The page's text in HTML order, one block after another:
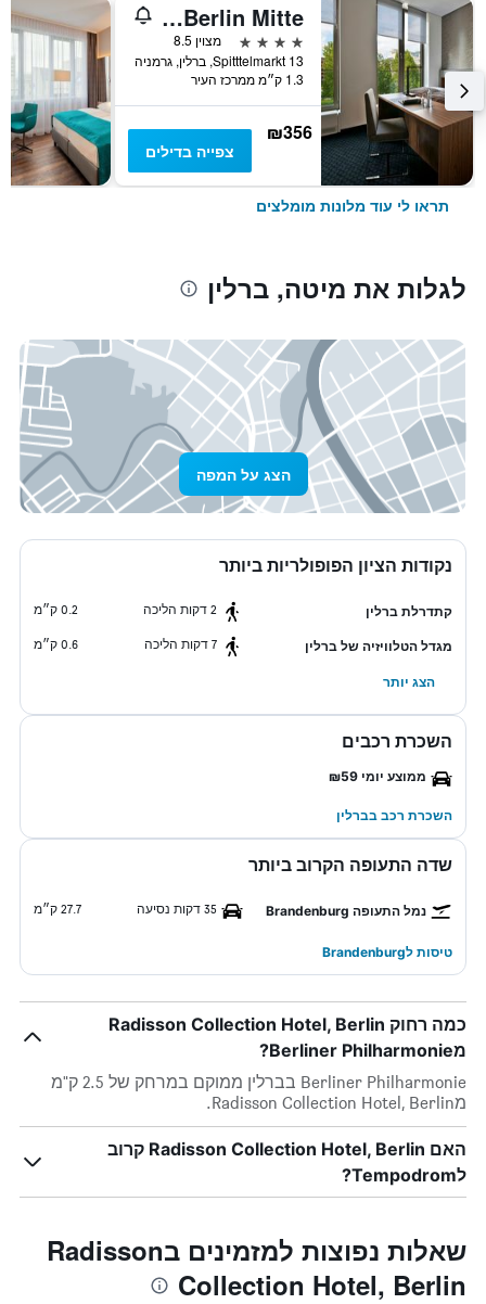
Cosmo Hotel Berlin Mitte
4 כוכבים
מצוין 8.5
Spitttelmarkt 13, ברלין, גרמניה
1.3 ק״מ ממרכז העיר
₪356
צפייה בדילים
תראו לי עוד מלונות מומלצים
לגלות את מיטה, ברלין
הצג על המפה
נקודות הציון הפופולריות ביותר
קתדרלת ברלין 2 דקות הליכה 0.2 ק״מ
מגדל הטלוויזיה של ברלין 7 דקות הליכה 0.6 ק״מ
הצג יותר
השכרת רכבים
ממוצע יומי ₪59
השכרת רכב בברלין
שדה התעופה הקרוב ביותר
נמל התעופה Brandenburg 35 דקות נסיעה 27.7 ק״מ
טיסות לBrandenburg
כמה רחוק Radisson Collection Hotel, Berlin
מBerliner Philharmonie?
Berliner Philharmonie בברלין ממוקם במרחק של 2.5 ק"מ
מRadisson Collection Hotel, Berlin.
האם Radisson Collection Hotel, Berlin קרוב
לTempodrom?
שאלות נפוצות למזמינים בRadisson
Collection Hotel, Berlin